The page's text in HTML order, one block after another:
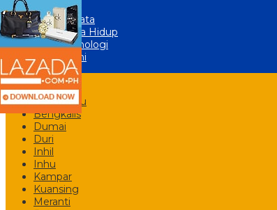
Lainnya
Wisata
Gaya Hidup
Teknologi
Opini
Riau
Pekanbaru
Bengkalis
Dumai
Duri
Inhil
Inhu
Kampar
Kuansing
Meranti